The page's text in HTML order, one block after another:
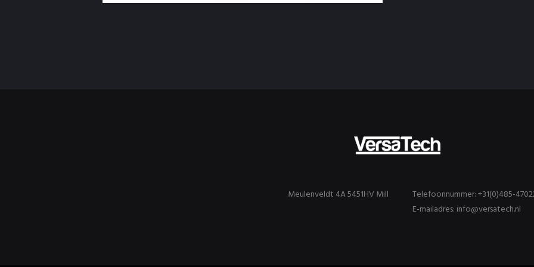
Telefoonnummer: +31(0)485-
E-mailadres: info@versatech.nl
Meulenveldt 4A 5451HV Mill